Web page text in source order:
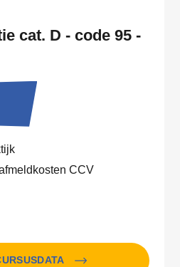
cat. D - code 95 -
CCV